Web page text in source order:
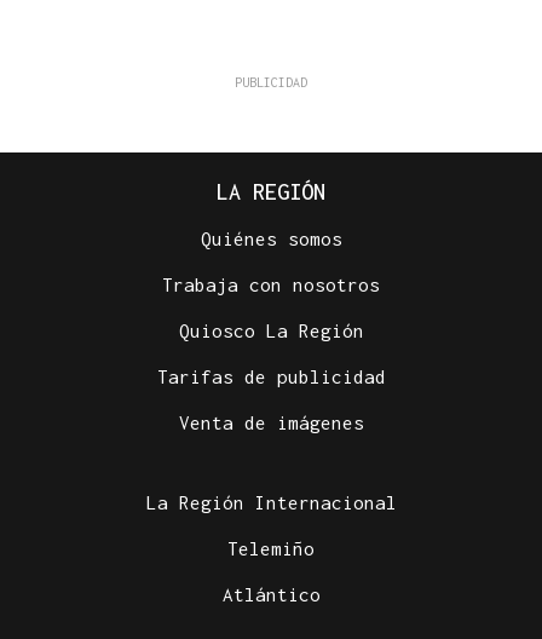
LA REGIÓN
Quiénes somos
Trabaja con nosotros
Quiosco La Región
Tarifas de publicidad
Venta de imágenes
La Región Internacional
Telemiño
Atlántico